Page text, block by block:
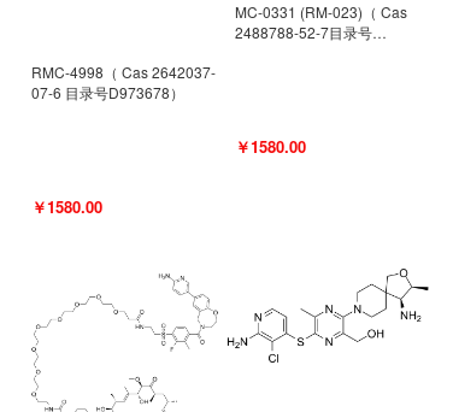
RMC-4998（ Cas 2642037-
07-6 目录号D973678）
￥1580.00
MC-0331 (RM-023)（ Cas
2488788-52-7目录号
￥1580.00